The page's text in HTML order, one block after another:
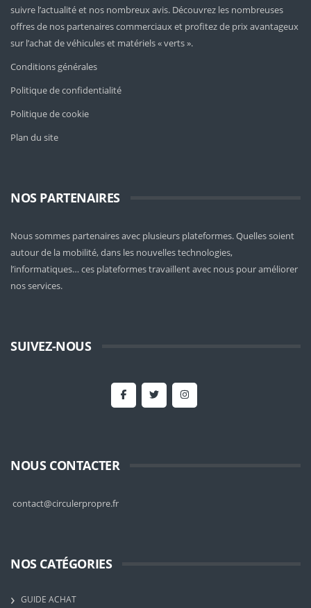
suivre l’actualité et nos nombreux avis. Découvrez les nombreuses
offres de nos partenaires commerciaux et profitez de prix avantageux
sur l’achat de véhicules et matériels « verts ».
Conditions générales
Politique de confidentialité
Politique de cookie
Plan du site
NOS PARTENAIRES
Nous sommes partenaires avec plusieurs plateformes. Quelles soient
autour de la mobilité, dans les nouvelles technologies,
l’informatiques… ces plateformes travaillent avec nous pour améliorer
nos services.
SUIVEZ-NOUS
NOUS CONTACTER
contact@circulerpropre.fr
NOS CATÉGORIES
GUIDE ACHAT